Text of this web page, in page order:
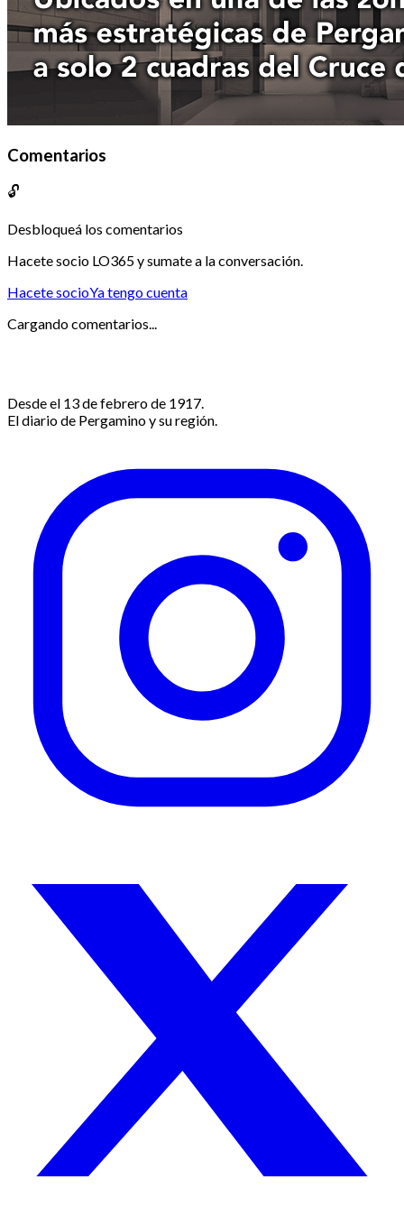
Comentarios
🔓
Desbloqueá los comentarios
Hacete socio LO365 y sumate a la conversación.
Hacete socioYa tengo cuenta
Cargando comentarios...
Desde el 13 de febrero de 1917.
El diario de Pergamino y su región.